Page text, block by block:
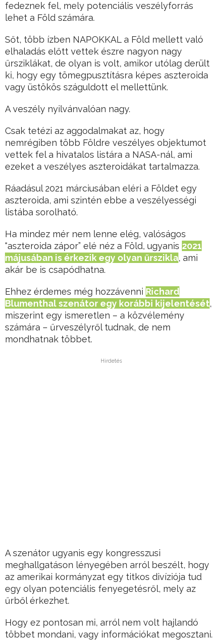
fedeznek fel, mely potenciális veszélyforrás
lehet a Föld számára.
Sőt, több ízben NAPOKKAL a Föld mellett való
elhaladás előtt vettek észre nagyon nagy
űrsziklákat, de olyan is volt, amikor utólag derült
ki, hogy egy tömegpusztításra képes aszteroida
vagy üstökös száguldott el mellettünk.
A veszély nyilvánvalóan nagy.
Csak tetézi az aggodalmakat az, hogy
nemrégiben több Földre veszélyes objektumot
vettek fel a hivatalos listára a NASA-nál, ami
ezeket a veszélyes aszteroidákat tartalmazza.
Ráadásul 2021 márciusában eléri a Földet egy
aszteroida, ami szintén ebbe a veszélyességi
listába sorolható.
Ha mindez mér nem lenne elég, valóságos
“aszteroida zápor” elé néz a Föld, ugyanis 2021
májusában is érkezik egy olyan űrszikla, ami
akár be is csapódhatna.
Ehhez érdemes még hozzávenni Richard
Blumenthal szenátor egy korábbi kijelentését,
miszerint egy ismeretlen – a közvélemény
számára – űrveszélyről tudnak, de nem
mondhatnak többet.
Hirdetés
A szenátor ugyanis egy kongresszusi
meghallgatáson lényegében arról beszélt, hogy
az amerikai kormányzat egy titkos divíziója tud
egy olyan potenciális fenyegetésről, mely az
űrből érkezhet.
Hogy ez pontosan mi, arról nem volt hajlandó
többet mondani, vagy információkat megosztani.